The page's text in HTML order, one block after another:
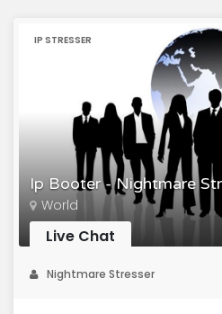
Ip Booter - Nightmare
IP STRESSER
World
Live Chat
Nightmare Stresser